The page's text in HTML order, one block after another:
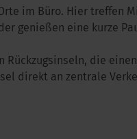
im Büro. Hier treffen
genießen eine kurze
Rückzugsinseln, die
direkt an zentrale